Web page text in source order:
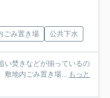
ごみ置き場 公共下水
い焚きなどが揃っているの
敷地内ごみ置き場... もっと